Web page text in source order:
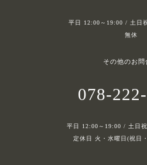
平日 12:00～19:00 / 土日
無休
その他のお問
078-
平日 12:00～19:00 / 土日
定休日 火・水曜日(祝日